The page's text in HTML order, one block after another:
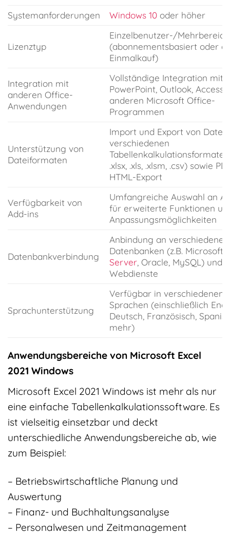
Systemanforderungen
Windows 10oder höher
Lizenztyp
Einzelbenutzer-/
(abonnementsbasiert oder
Einmalkauf)
Integration mit
anderen Office-
Anwendungen
Vollständige Integration mit
PowerPoint, Outlook, Access
anderen Microsoft Office-
Programmen
Unterstützung von
Dateiformaten
Import und Export von
verschiedenen
.xlsx, .xls, .xlsm, .csv) sowie
HTML-Export
Verfügbarkeit von
Add-ins
Umfangreiche Auswahl an
für erweiterte Funktionen
Anpassungsmöglichkeiten
Datenbankverbindung
Anbindung an verschiedene
Datenbanken (z.B. Microsoft
Server, Oracle, MySQL) und
Webdienste
Sprachunterstützung
Verfügbar in verschiedenen
Sprachen (einschließlich
Deutsch, Französisch,
mehr)
Anwendungsbereiche von Microsoft Excel
2021 Windows
Microsoft Excel 2021 Windows ist mehr als nur
eine einfache Tabellenkalkulationssoftware. Es
ist vielseitig einsetzbar und deckt
unterschiedliche Anwendungsbereiche ab, wie
zum Beispiel:
– Betriebswirtschaftliche Planung und
Auswertung
– Finanz- und Buchhaltungsanalyse
– Personalwesen und Zeitmanagement